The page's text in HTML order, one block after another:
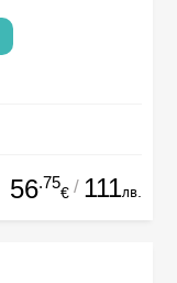
56.75
€ / 111лв.